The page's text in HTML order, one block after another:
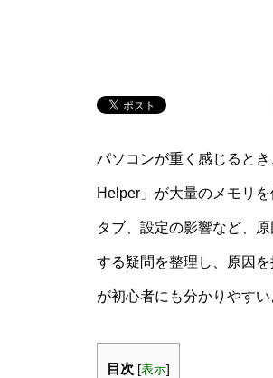
パソコンが重く感じると
Helper」が大量のメモリ
タブ、設定の影響など、
する疑問を整理し、原因
が初心者にも分かりやす
目次 [表示]